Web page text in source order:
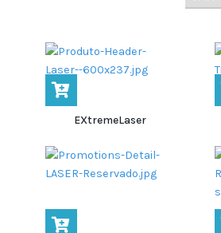
EXtremeLaser